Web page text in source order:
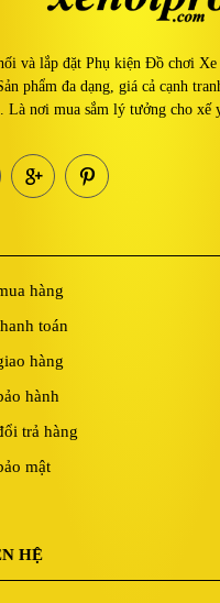
và lắp đặt Phụ kiện Đồ chơi
phẩm đa dạng, giá cả cạnh
Là nơi mua sắm lý tưởng cho xế
hàng
toán
hàng
hành
trả hàng
mật
HỆ